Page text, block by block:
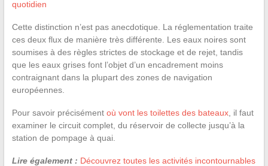
quotidien
Cette distinction n’est pas anecdotique. La réglementation traite
ces deux flux de manière très différente. Les eaux noires sont
soumises à des règles strictes de stockage et de rejet, tandis
que les eaux grises font l’objet d’un encadrement moins
contraignant dans la plupart des zones de navigation
européennes.
Pour savoir précisément où vont les toilettes des bateaux, il faut
examiner le circuit complet, du réservoir de collecte jusqu’à la
station de pompage à quai.
Lire également : Découvrez toutes les activités incontournables